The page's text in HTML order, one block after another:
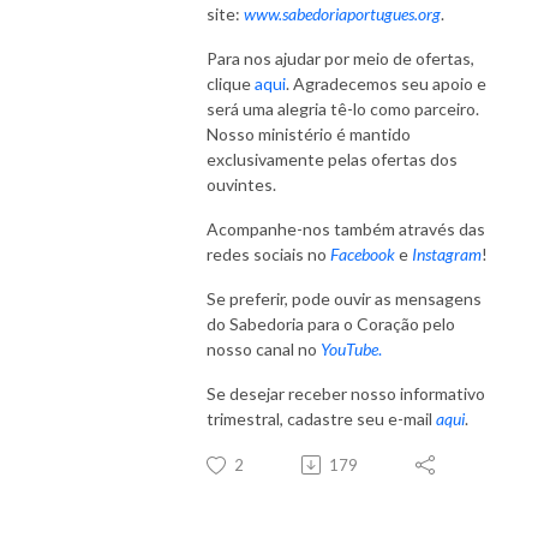
site: www.sabedoriaportugues.org.
Para nos ajudar por meio de ofertas,
cliqueaqui. Agradecemos seu apoio e
será uma alegria tê-lo como parceiro.
Nosso ministério é mantido
exclusivamente pelas ofertas dos
ouvintes.
Acompanhe-nos também através das
redes sociais no Facebooke Instagram!
Se preferir, pode ouvir as mensagens
do Sabedoria para o Coração pelo
nosso canal no YouTube.
Se desejar receber nosso informativo
trimestral, cadastre seu e-mail aqui.
2 179